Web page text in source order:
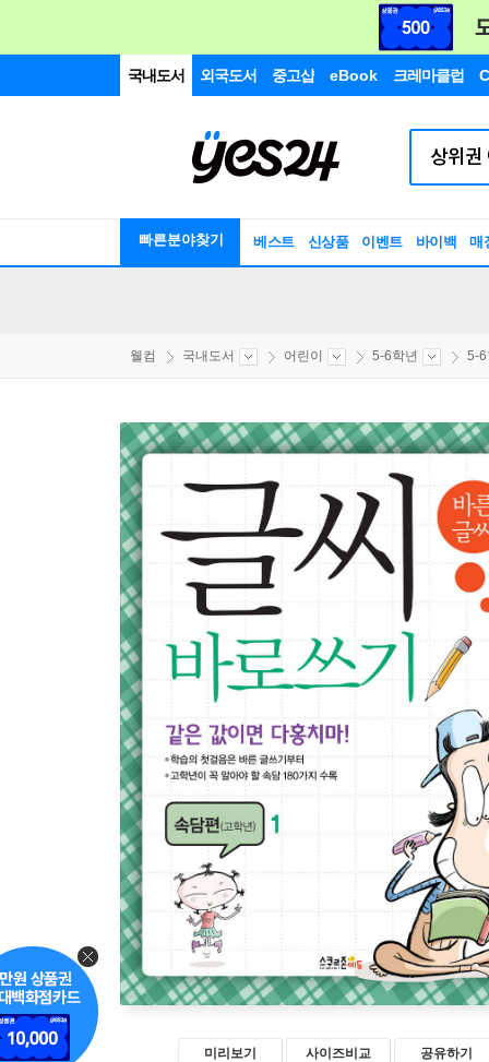
국내도서 외국도서 중고샵 eBook 크레마클럽
빠른분야찾기 베스트 신상품 이벤트 바이백 매
웰컴 국내도서 어린이 5-6학년 5-6
미리보기 사이즈비교 공유하기